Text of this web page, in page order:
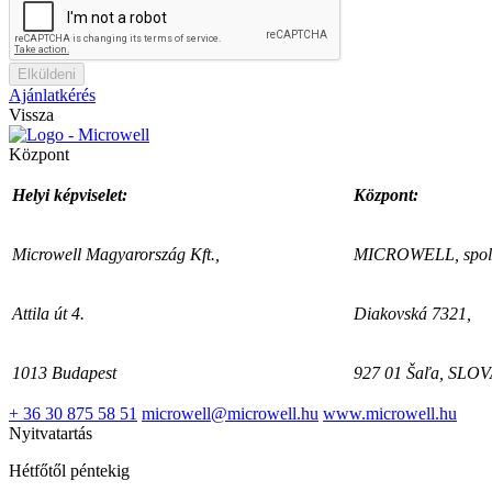
Elküldeni
Ajánlatkérés
Vissza
Központ
Helyi képviselet: Központ:
Microwell Magyarország Kft., MICROWELL,
Attila út 4. Diakovská 7321,
1013 Budapest 927 01 Šaľa,
+ 36 30 875 58 51 microwell@microwell.hu www.microwell.hu
Nyitvatartás
Hétfőtől péntekig